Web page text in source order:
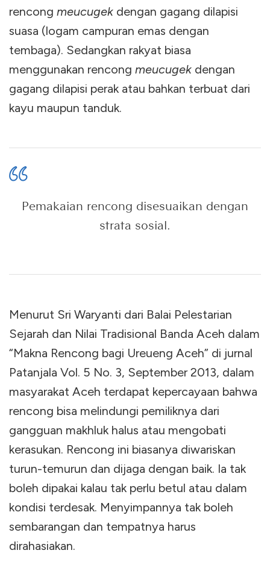
rencong meucugek dengan gagang dilapisi
suasa (logam campuran emas dengan
tembaga). Sedangkan rakyat biasa
menggunakan rencong meucugek dengan
gagang dilapisi perak atau bahkan terbuat dari
kayu maupun tanduk.
Pemakaian rencong disesuaikan dengan
strata sosial.
Menurut Sri Waryanti dari Balai Pelestarian
Sejarah dan Nilai Tradisional Banda Aceh dalam
“Makna Rencong bagi Ureueng Aceh” di jurnal
Patanjala Vol. 5 No. 3, September 2013, dalam
masyarakat Aceh terdapat kepercayaan bahwa
rencong bisa melindungi pemiliknya dari
gangguan makhluk halus atau mengobati
kerasukan. Rencong ini biasanya diwariskan
turun-temurun dan dijaga dengan baik. Ia tak
boleh dipakai kalau tak perlu betul atau dalam
kondisi terdesak. Menyimpannya tak boleh
sembarangan dan tempatnya harus
dirahasiakan.